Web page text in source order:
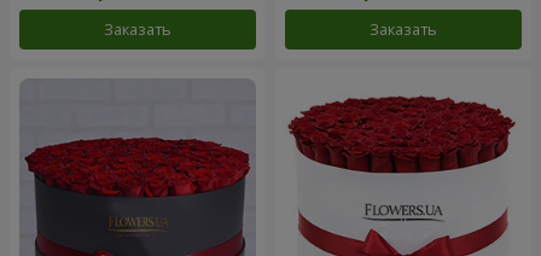
Заказать Заказать